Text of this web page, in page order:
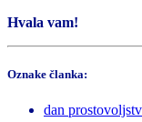
Hvala vam!
Oznake članka:
dan